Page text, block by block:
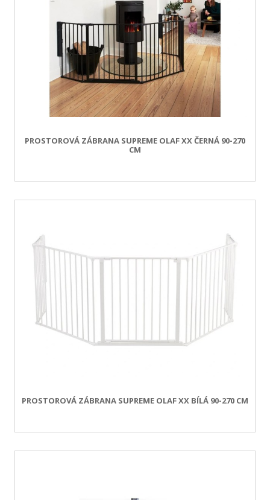
PROSTOROVÁ ZÁBRANA SUPREME OLAF XX ČERNÁ 90-270
CM
PROSTOROVÁ ZÁBRANA SUPREME OLAF XX BÍLÁ 90-270 CM